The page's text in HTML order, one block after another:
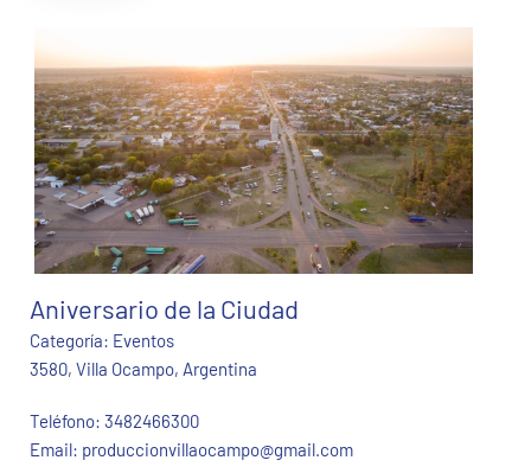
Aniversario de la Ciudad
Categoría: Eventos
3580, Villa Ocampo, Argentina
Teléfono: 3482466300
Email: produccionvillaocampo@gmail.com